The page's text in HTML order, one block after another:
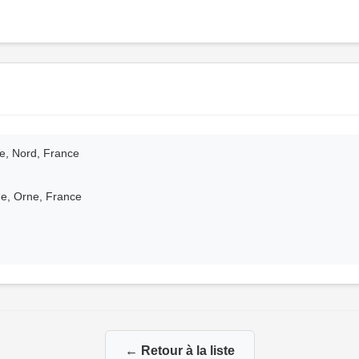
Nord, France
Orne, France
← Retour à la liste